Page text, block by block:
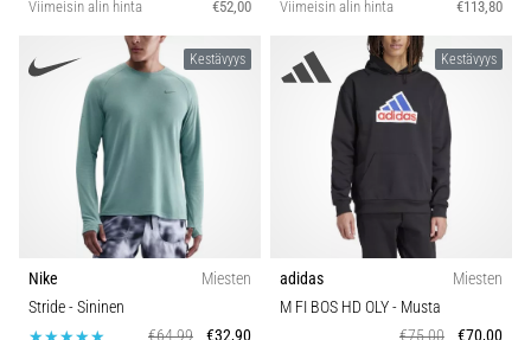
Viimeisin alin hinta €52,00 Viimeisin alin hinta €113,80
Kestävyys
Nike
Miesten
Stride- Sininen
Kestävyys
adidas
Miesten
M FI BOS HD OLY- Musta